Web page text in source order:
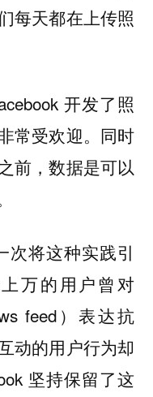
每天都在上传照
开发了照
常受欢迎。同时
前，数据是可以
次将这种实践引
万的用户曾对
feed）表达抗
动的用户行为却
坚持保留了这